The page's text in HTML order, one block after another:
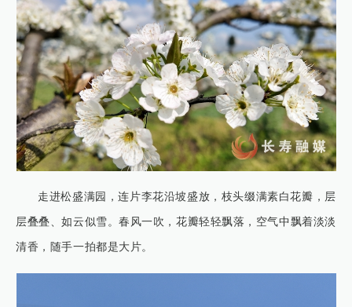
走进松盛满园，连片李花沿坡盛放，枝头缀满素白花瓣，层
层叠叠、如云似雪。春风一吹，花瓣轻轻飘落，空气中飘着淡淡
清香，随手一拍都是大片。